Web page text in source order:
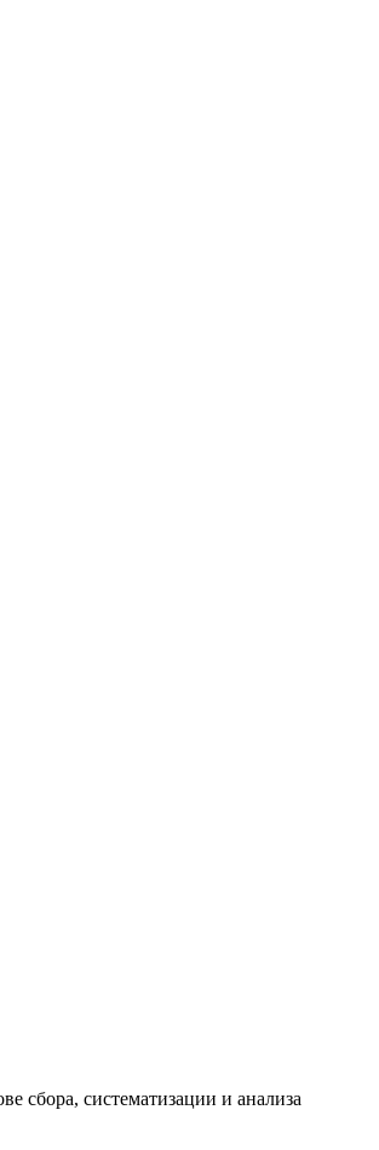
сбора, систематизации и анализа